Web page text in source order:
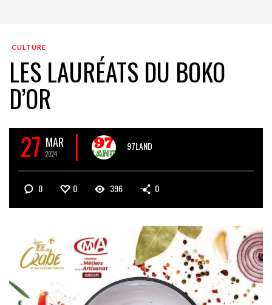
CULTURE
LES LAURÉATS DU BOKO
D’OR
27 MAR
2024
97LAND
0 0 396 0